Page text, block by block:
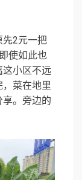
先2元一把
使如此也
小区不远
菜在地里
。旁边的